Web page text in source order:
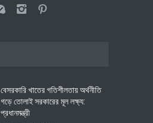
বেসরকারি খাতের গতিশীলতায় অর্থনীতি
গড়ে তোলাই সরকারের মূল লক্ষ্য:
প্রধানমন্ত্রী